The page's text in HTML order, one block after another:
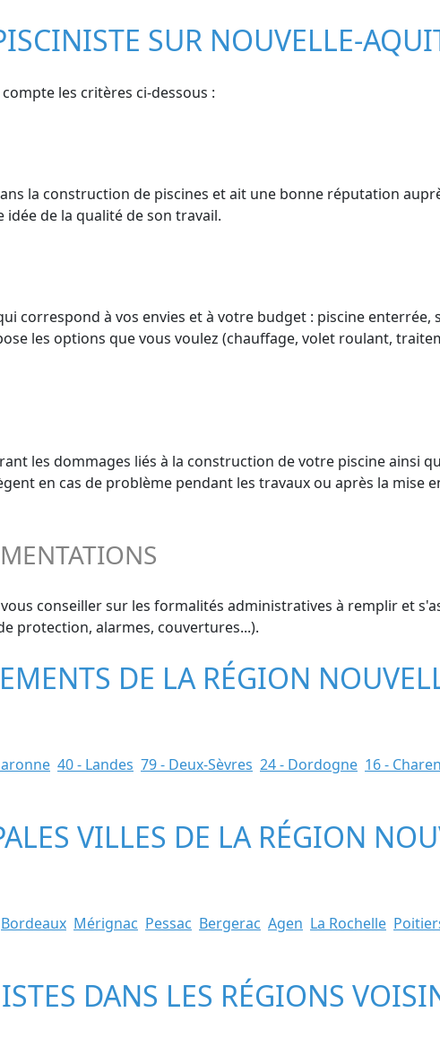
SUR NOUVELLE-
les critères ci-dessous :
la construction de piscines et ait une bonne réputation
idée de la qualité de son travail.
correspond à vos envies et à votre budget : piscine enterrée,
les options que vous voulez (chauffage, volet roulant,
les dommages liés à la construction de votre piscine ainsi
en cas de problème pendant les travaux ou après la mise
conseiller sur les formalités administratives à remplir et
protection, alarmes, couvertures...).
DE LA RÉGION
40 - Landes 79 - Deux-Sèvres 24 - Dordogne 16 -
VILLES DE LA RÉGION
Bordeaux Mérignac Pessac Bergerac Agen La Rochelle
DANS LES RÉGIONS